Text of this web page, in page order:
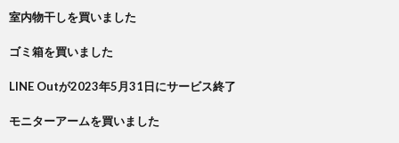
室内物干しを買いました
ゴミ箱を買いました
LINE Outが2023年5月31日にサービス終了
モニターアームを買いました